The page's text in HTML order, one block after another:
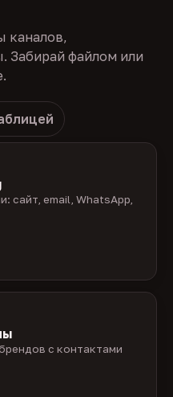
каналов,
Забирай файлом или
сайт, email, WhatsApp,
с контактами